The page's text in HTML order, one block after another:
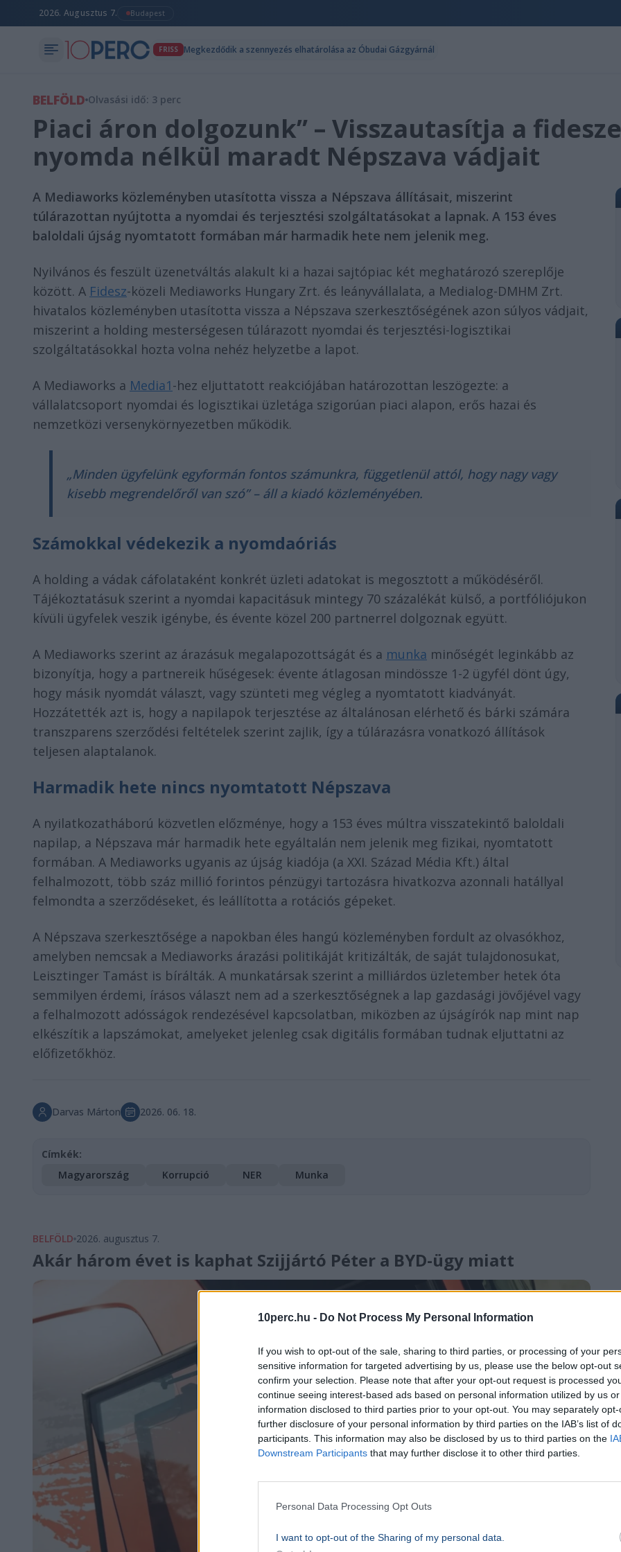
10perc.hu - Do Not Process My Personal Information
If you wish to opt-out of the sale, sharing to third parties, or processing of your
sensitive information for targeted advertising by us, please use the below opt-out
confirm your selection. Please note that after your opt-out request is processed
continue seeing interest-based ads based on personal information utilized by us
information disclosed to third parties prior to your opt-out. You may separately
further disclosure of your personal information by third parties on the IAB’s list of
participants. This information may also be disclosed by us to third parties on the
Downstream Participants that may further disclose it to other third parties.
Personal Data Processing Opt Outs
I want to opt-out of the Sharing of my personal data.
2026. Augusztus 7. Budapest
FRISS Megkezdődik a szennyezés elhatárolása az Óbudai Gázgyárnál
BELFÖLD Olvasási idő: 3 perc
Piaci áron dolgozunk” – Visszautasítja a
nyomda nélkül maradt Népszava vádjait
A Mediaworks közleményben utasította vissza a Népszava állításait, miszerint
túlárazottan nyújtotta a nyomdai és terjesztési szolgáltatásokat a lapnak. A 153 éves
baloldali újság nyomtatott formában már harmadik hete nem jelenik meg.
Nyilvános és feszült üzenetváltás alakult ki a hazai sajtópiac két meghatározó szereplője
között. A Fidesz-közeli Mediaworks Hungary Zrt. és leányvállalata, a Medialog-DMHM Zrt.
hivatalos közleményben utasította vissza a Népszava szerkesztőségének azon súlyos vádjait,
miszerint a holding mesterségesen túlárazott nyomdai és terjesztési-logisztikai
szolgáltatásokkal hozta volna nehéz helyzetbe a lapot.
A Mediaworks a Media1-hez eljuttatott reakciójában határozottan leszögezte: a
vállalatcsoport nyomdai és logisztikai üzletága szigorúan piaci alapon, erős hazai és
nemzetközi versenykörnyezetben működik.
„Minden ügyfelünk egyformán fontos számunkra, függetlenül attól, hogy nagy vagy
kisebb megrendelőről van szó” – áll a kiadó közleményében.
Számokkal védekezik a nyomdaóriás
A holding a vádak cáfolataként konkrét üzleti adatokat is megosztott a működéséről.
Tájékoztatásuk szerint a nyomdai kapacitásuk mintegy 70 százalékát külső, a portfóliójukon
kívüli ügyfelek veszik igénybe, és évente közel 200 partnerrel dolgoznak együtt.
A Mediaworks szerint az árazásuk megalapozottságát és a munka minőségét leginkább az
bizonyítja, hogy a partnereik hűségesek: évente átlagosan mindössze 1-2 ügyfél dönt úgy,
hogy másik nyomdát választ, vagy szünteti meg végleg a nyomtatott kiadványát.
Hozzátették azt is, hogy a napilapok terjesztése az általánosan elérhető és bárki számára
transzparens szerződési feltételek szerint zajlik, így a túlárazásra vonatkozó állítások
teljesen alaptalanok.
Harmadik hete nincs nyomtatott Népszava
A nyilatkozatháború közvetlen előzménye, hogy a 153 éves múltra visszatekintő baloldali
napilap, a Népszava már harmadik hete egyáltalán nem jelenik meg fizikai, nyomtatott
formában. A Mediaworks ugyanis az újság kiadója (a XXI. Század Média Kft.) által
felhalmozott, több száz millió forintos pénzügyi tartozásra hivatkozva azonnali hatállyal
felmondta a szerződéseket, és leállította a rotációs gépeket.
A Népszava szerkesztősége a napokban éles hangú közleményben fordult az olvasókhoz,
amelyben nemcsak a Mediaworks árazási politikáját kritizálták, de saját tulajdonosukat,
Leisztinger Tamást is bírálták. A munkatársak szerint a milliárdos üzletember hetek óta
semmilyen érdemi, írásos választ nem ad a szerkesztőségnek a lap gazdasági jövőjével vagy
a felhalmozott adósságok rendezésével kapcsolatban, miközben az újságírók nap mint nap
elkészítik a lapszámokat, amelyeket jelenleg csak digitális formában tudnak eljuttatni az
előfizetőkhöz.
Darvas Márton 2026. 06. 18.
Címkék:
Magyarország
Korrupció NER Munka
BELFÖLD 2026. augusztus 7.
Akár három évet is kaphat Szijjártó Péter a BYD-ügy miatt